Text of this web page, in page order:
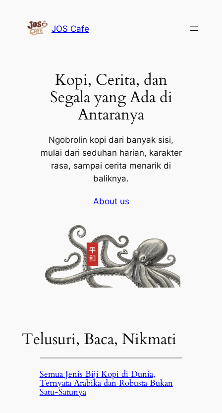
konten
JOS Cafe
Kopi, Cerita, dan
Segala yang Ada di
Antaranya
Ngobrolin kopi dari banyak sisi,
mulai dari seduhan harian, karakter
rasa, sampai cerita menarik di
baliknya.
About us
Telusuri, Baca, Nikmati
Semua Jenis Biji Kopi di Dunia,
Ternyata Arabika dan Robusta Bukan
Satu-Satunya